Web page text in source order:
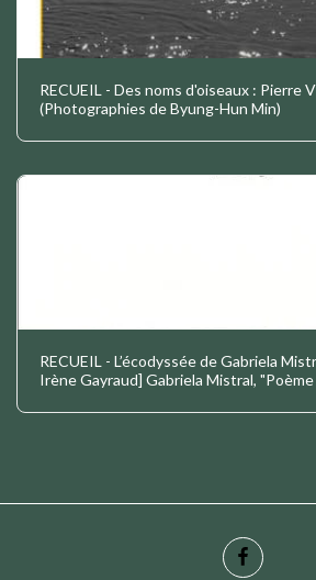
RECUEIL - Des noms d'oiseaux : Pierre
(Photographies de Byung-Hun Min)
RECUEIL - L’écodyssée de Gabriela
Irène Gayraud] Gabriela Mistral,